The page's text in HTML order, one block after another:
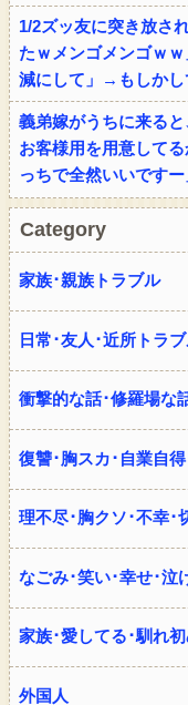
1/2ズッ友に突き放さ
たｗメンゴメンゴｗ
減にして」→もしかし
義弟嫁がうちに来る
お客様用を用意して
っちで全然いいです
Category
家族･親族トラブル
日常･友人･近所トラ
衝撃的な話･修羅場な
復讐･胸スカ･自業自
理不尽･胸クソ･不幸･
なごみ･笑い･幸せ･泣
家族･愛してる･馴れ
外国人